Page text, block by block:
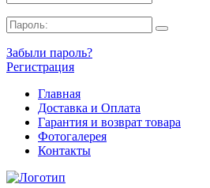
Забыли пароль?
Регистрация
Главная
Доставка и Оплата
Гарантия и возврат товара
Фотогалерея
Контакты